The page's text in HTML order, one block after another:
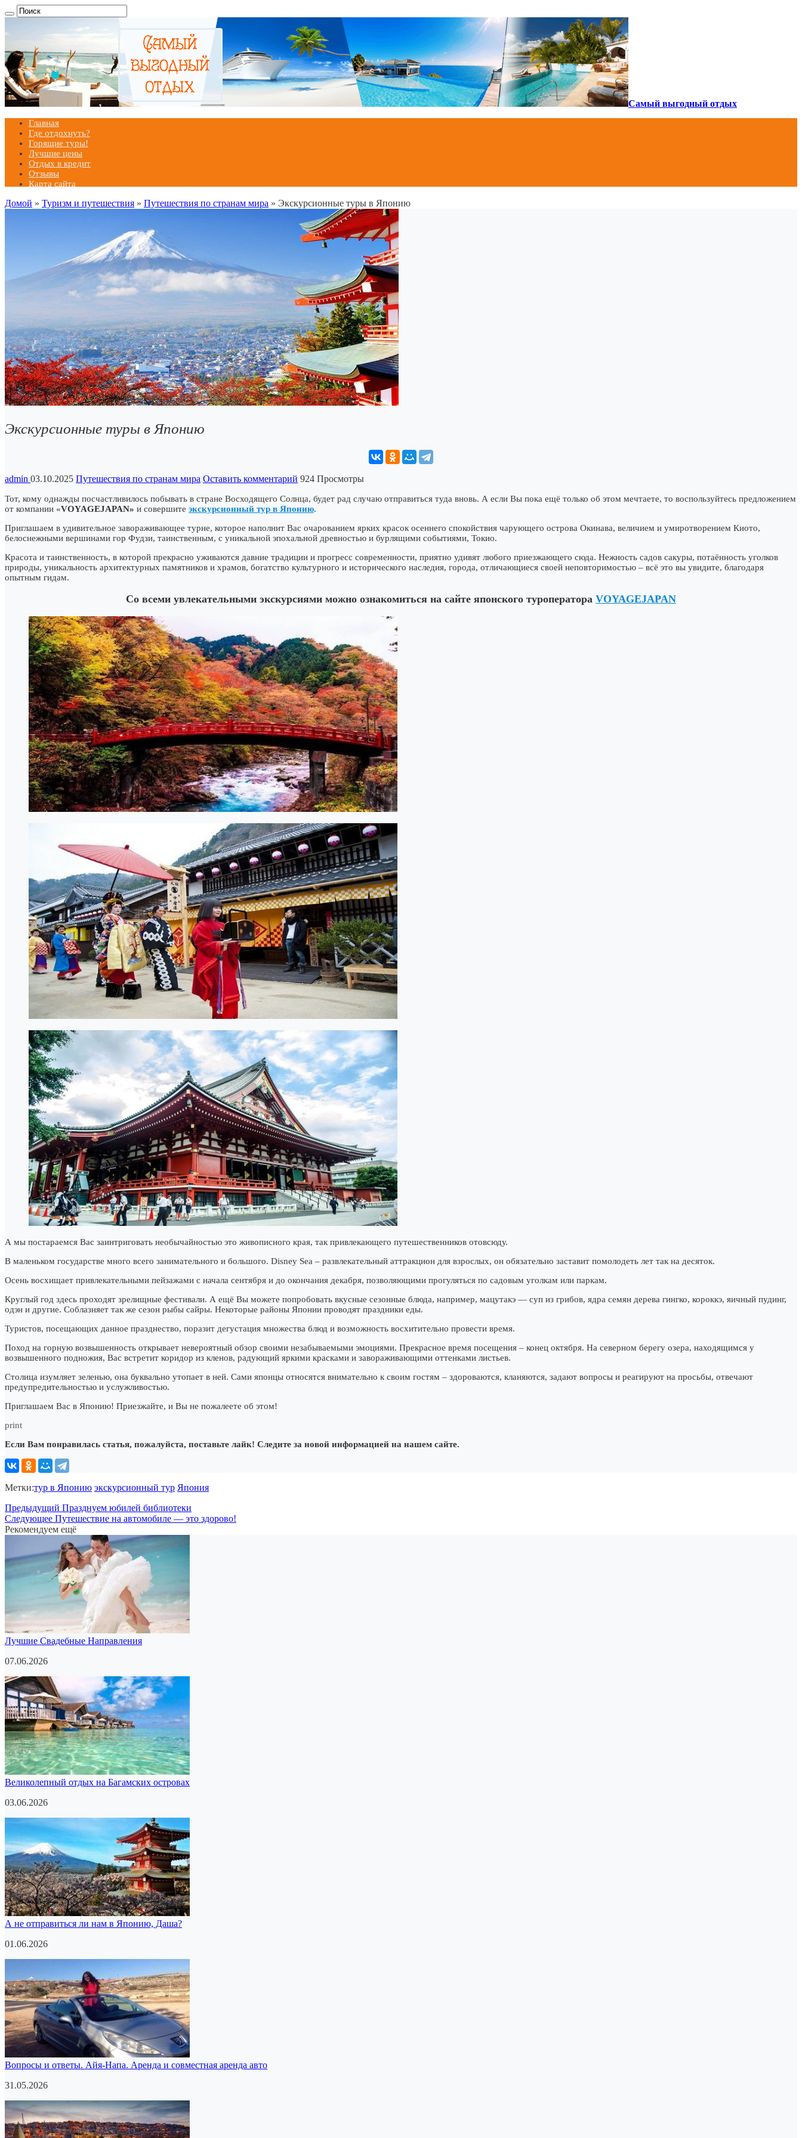
Самый выгодный отдых
Главная
Где отдохнуть?
Горящие туры!
Лучшие цены
Отдых в кредит
Отзывы
Карта сайта
Домой » Туризм и путешествия » Путешествия по странам мира » Экскурсионные туры в Японию
Экскурсионные туры в Японию
admin 03.10.2025 Путешествия по странам мира Оставить комментарий 924 Просмотры
Тот, кому однажды посчастливилось побывать в стране Восходящего Солнца, будет рад случаю отправиться туда вновь. А если Вы пока ещё только об этом мечтаете, то воспользуйтесь предложением
от компании «VOYAGEJAPAN» и совершите экскурсионный тур в Японию.
Приглашаем в удивительное завораживающее турне, которое наполнит Вас очарованием ярких красок осеннего спокойствия чарующего острова Окинава, величием и умиротворением Киото,
белоснежными вершинами гор Фудзи, таинственным, с уникальной эпохальной древностью и бурлящими событиями, Токио.
Красота и таинственность, в которой прекрасно уживаются давние традиции и прогресс современности, приятно удивят любого приезжающего сюда. Нежность садов сакуры, потаённость уголков
природы, уникальность архитектурных памятников и храмов, богатство культурного и исторического наследия, города, отличающиеся своей неповторимостью – всё это вы увидите, благодаря
опытным гидам.
Со всеми увлекательными экскурсиями можно ознакомиться на сайте японского туроператора VOYAGEJAPAN
А мы постараемся Вас заинтриговать необычайностью это живописного края, так привлекающего путешественников отовсюду.
В маленьком государстве много всего занимательного и большого. Disney Sea – развлекательный аттракцион для взрослых, он обязательно заставит помолодеть лет так на десяток.
Осень восхищает привлекательными пейзажами с начала сентября и до окончания декабря, позволяющими прогуляться по садовым уголкам или паркам.
Круглый год здесь проходят зрелищные фестивали. А ещё Вы можете попробовать вкусные сезонные блюда, например, мацутакэ — суп из грибов, ядра семян дерева гингко, короккэ, яичный пудинг,
одэн и другие. Соблазняет так же сезон рыбы сайры. Некоторые районы Японии проводят праздники еды.
Туристов, посещающих данное празднество, поразит дегустация множества блюд и возможность восхитительно провести время.
Поход на горную возвышенность открывает невероятный обзор своими незабываемыми эмоциями. Прекрасное время посещения – конец октября. На северном берегу озера, находящимся у
возвышенного подножия, Вас встретит коридор из кленов, радующий яркими красками и завораживающими оттенками листьев.
Столица изумляет зеленью, она буквально утопает в ней. Сами японцы относятся внимательно к своим гостям – здороваются, кланяются, задают вопросы и реагируют на просьбы, отвечают
предупредительностью и услужливостью.
Приглашаем Вас в Японию! Приезжайте, и Вы не пожалеете об этом!
print
Если Вам понравилась статья, пожалуйста, поставьте лайк! Следите за новой информацией на нашем сайте.
Метки:тур в Японию экскурсионный тур Япония
Предыдущий Празднуем юбилей библиотеки
Следующее Путешествие на автомобиле — это здорово!
Рекомендуем ещё
Лучшие Свадебные Направления
07.06.2026
Великолепный отдых на Багамских островах
03.06.2026
А не отправиться ли нам в Японию, Даша?
01.06.2026
Вопросы и ответы. Айя-Напа. Аренда и совместная аренда авто
31.05.2026